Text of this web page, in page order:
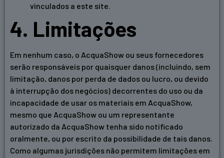
vinculados a este site.
4. Limitações
Em nenhum caso, o AcquaShow ou seus fornecedores
serão responsáveis ​​por quaisquer danos (incluindo, sem
limitação, danos por perda de dados ou lucro, ou devido
à interrupção dos negócios) decorrentes do uso ou da
incapacidade de usar os materiais em AcquaShow,
mesmo que AcquaShow ou um representante
autorizado da AcquaShow tenha sido notificado
oralmente, ou por escrito da possibilidade de tais danos.
Como algumas jurisdições não permitem limitações em